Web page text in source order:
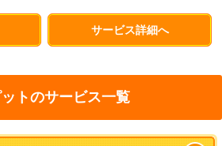
サービス詳細へ
トのサービス一覧